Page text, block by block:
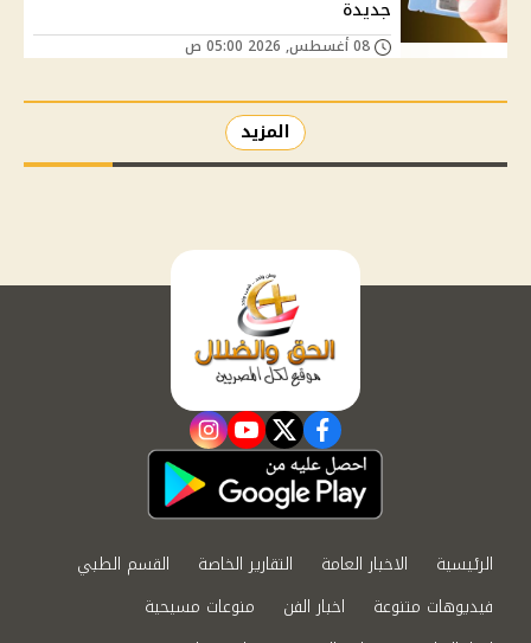
جديدة
المزيد
facebook
twitter
youtube
instagram
الرئيسية الاخبار العامة التقارير الخاصة
القسم الطبي
فيديوهات متنوعة
اخبار الفن
منوعات مسيحية